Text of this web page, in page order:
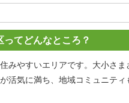
ってどんなところ？
みやすいエリアです。大小さ
活気に満ち、地域コミュニテ